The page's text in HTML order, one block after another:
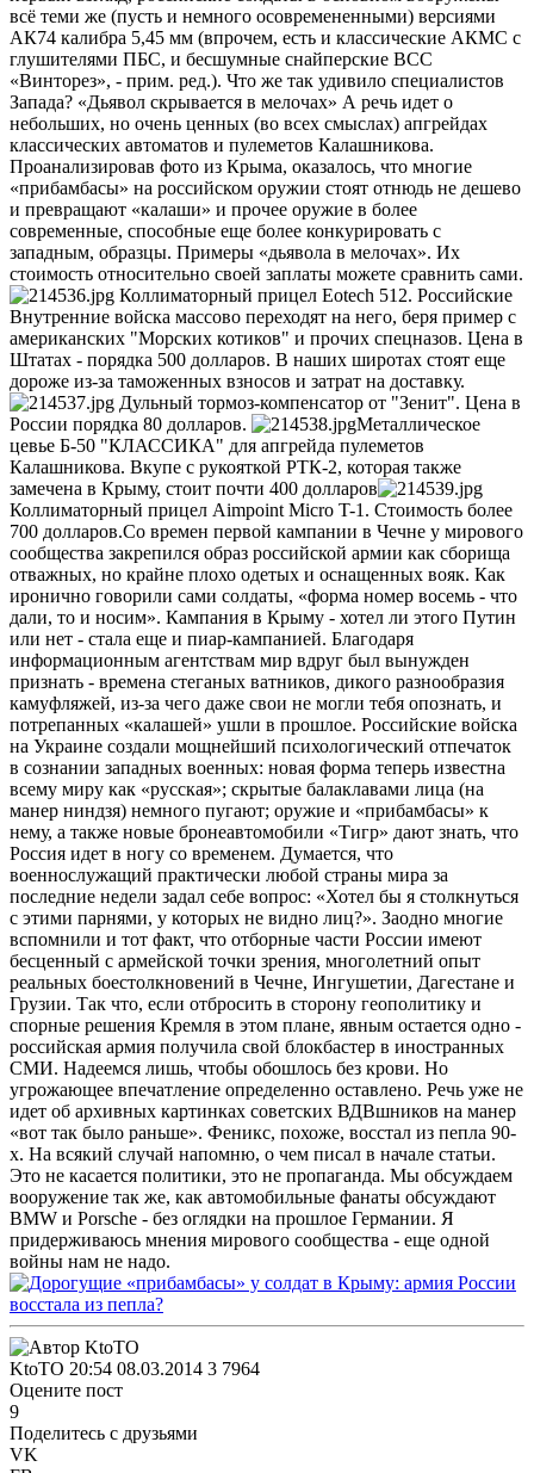
всё теми же (пусть и немного осовремененными) версиями
АК74 калибра 5,45 мм (впрочем, есть и классические АКМС с
глушителями ПБС, и бесшумные снайперские ВСС
«Винторез», - прим. ред.). Что же так удивило специалистов
Запада? «Дьявол скрывается в мелочах» А речь идет о
небольших, но очень ценных (во всех смыслах) апгрейдах
классических автоматов и пулеметов Калашникова.
Проанализировав фото из Крыма, оказалось, что многие
«прибамбасы» на российском оружии стоят отнюдь не дешево
и превращают «калаши» и прочее оружие в более
современные, способные еще более конкурировать с
западным, образцы. Примеры «дьявола в мелочах». Их
стоимость относительно своей заплаты можете сравнить сами.
Коллиматорный прицел Eotech 512. Российские
Внутренние войска массово переходят на него, беря пример с
американских "Морских котиков" и прочих спецназов. Цена в
Штатах - порядка 500 долларов. В наших широтах стоят еще
дороже из-за таможенных взносов и затрат на доставку.
Дульный тормоз-компенсатор от "Зенит". Цена в
России порядка 80 долларов.
Металлическое
цевье Б-50 "КЛАССИКА" для апгрейда пулеметов
Калашникова. Вкупе с рукояткой РТК-2, которая также
замечена в Крыму, стоит почти 400 долларов
Коллиматорный прицел Aimpoint Micro T-1. Стоимость более
700 долларов.Со времен первой кампании в Чечне у мирового
сообщества закрепился образ российской армии как сборища
отважных, но крайне плохо одетых и оснащенных вояк. Как
иронично говорили сами солдаты, «форма номер восемь - что
дали, то и носим». Кампания в Крыму - хотел ли этого Путин
или нет - стала еще и пиар-кампанией. Благодаря
информационным агентствам мир вдруг был вынужден
признать - времена стеганых ватников, дикого разнообразия
камуфляжей, из-за чего даже свои не могли тебя опознать, и
потрепанных «калашей» ушли в прошлое. Российские войска
на Украине создали мощнейший психологический отпечаток
в сознании западных военных: новая форма теперь известна
всему миру как «русская»; скрытые балаклавами лица (на
манер ниндзя) немного пугают; оружие и «прибамбасы» к
нему, а также новые бронеавтомобили «Тигр» дают знать, что
Россия идет в ногу со временем. Думается, что
военнослужащий практически любой страны мира за
последние недели задал себе вопрос: «Хотел бы я столкнуться
с этими парнями, у которых не видно лиц?». Заодно многие
вспомнили и тот факт, что отборные части России имеют
бесценный с армейской точки зрения, многолетний опыт
реальных боестолкновений в Чечне, Ингушетии, Дагестане и
Грузии. Так что, если отбросить в сторону геополитику и
спорные решения Кремля в этом плане, явным остается одно -
российская армия получила свой блокбастер в иностранных
СМИ. Надеемся лишь, чтобы обошлось без крови. Но
угрожающее впечатление определенно оставлено. Речь уже не
идет об архивных картинках советских ВДВшников на манер
«вот так было раньше». Феникс, похоже, восстал из пепла 90-
х. На всякий случай напомню, о чем писал в начале статьи.
Это не касается политики, это не пропаганда. Мы обсуждаем
вооружение так же, как автомобильные фанаты обсуждают
BMW и Porsche - без оглядки на прошлое Германии. Я
придерживаюсь мнения мирового сообщества - еще одной
войны нам не надо.
KtoTO 20:54 08.03.2014 3 7964
Оцените пост
9
Поделитесь с друзьями
VK